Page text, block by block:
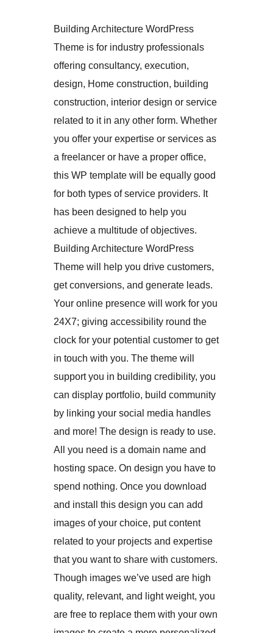
Building Architecture WordPress
Theme is for industry professionals
offering consultancy, execution,
design, Home construction, building
construction, interior design or service
related to it in any other form. Whether
you offer your expertise or services as
a freelancer or have a proper office,
this WP template will be equally good
for both types of service providers. It
has been designed to help you
achieve a multitude of objectives.
Building Architecture WordPress
Theme will help you drive customers,
get conversions, and generate leads.
Your online presence will work for you
24X7; giving accessibility round the
clock for your potential customer to get
in touch with you. The theme will
support you in building credibility, you
can display portfolio, build community
by linking your social media handles
and more! The design is ready to use.
All you need is a domain name and
hosting space. On design you have to
spend nothing. Once you download
and install this design you can add
images of your choice, put content
related to your projects and expertise
that you want to share with customers.
Though images we’ve used are high
quality, relevant, and light weight, you
are free to replace them with your own